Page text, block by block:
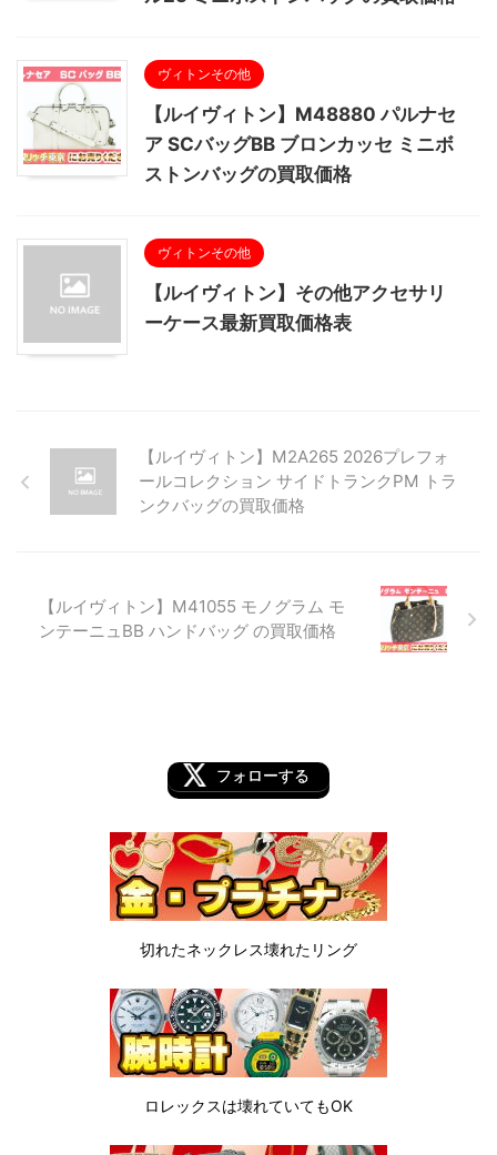
ヴィトンその他
【ルイヴィトン】M48880 パルナセ
ア SCバッグBB ブロンカッセ ミニボ
ストンバッグの買取価格
ヴィトンその他
【ルイヴィトン】その他アクセサリ
ーケース最新買取価格表
【ルイヴィトン】M2A265 2026プレフォ
ールコレクション サイドトランクPM トラ
ンクバッグの買取価格
【ルイヴィトン】M41055 モノグラム モ
ンテーニュBB ハンドバッグ の買取価格
フォローする
切れたネックレス壊れたリング
ロレックスは壊れていてもOK